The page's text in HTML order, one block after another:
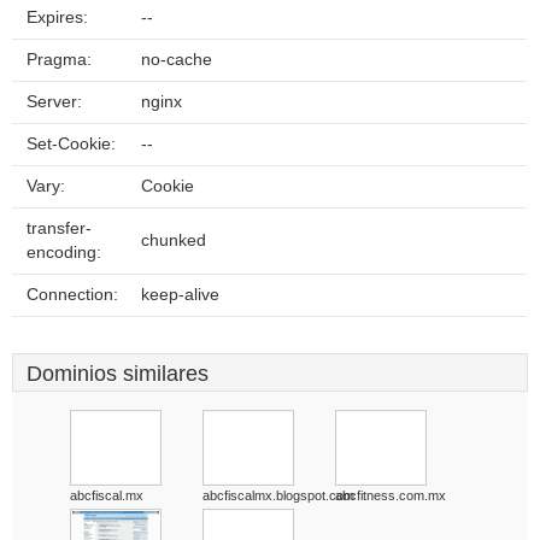
Expires: --
Pragma: no-cache
Server: nginx
Set-Cookie: --
Vary: Cookie
transfer-
encoding:
chunked
Connection: keep-alive
Dominios similares
abcfiscal.mx abcfiscalmx.blogspot.comabcfitness.com.mx